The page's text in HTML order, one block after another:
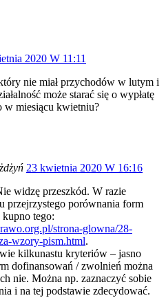
2020 W 11:11
nie miał przychodów w lutym i
może starać się o wypłatę
w miesiącu kwietniu?
23 kwietnia 2020 W 16:16
widzę przeszkód. W razie
przejrzystego porównania form
tego:
strona-glowna/28-
wzory-pism.html.
kilkunastu kryteriów – jasno
dofinansowań / zwolnień można
nie. Można np. zaznaczyć sobie
i na tej podstawie zdecydować.